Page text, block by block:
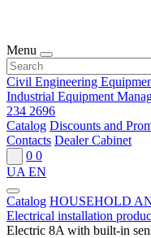
Menu
Civil Engineering
Industrial Equipment
234 2696
Catalog Discounts and
Contacts Dealer Cabinet
0 0
UA EN
Catalog HOUSEHOLD
Electrical installation
Electric 8A with built-in